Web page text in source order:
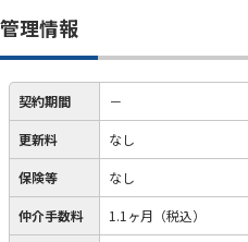
管理情報
契約期間 －
更新料 なし
保険等 なし
仲介手数料 1.1ヶ月（税込）